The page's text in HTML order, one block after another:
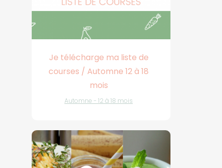
Je télécharge ma liste de
courses / Automne 12 à 18
mois
Automne - 12 à 18 mois